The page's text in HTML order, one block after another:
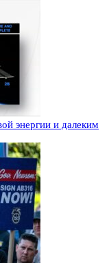
энергии и далеким